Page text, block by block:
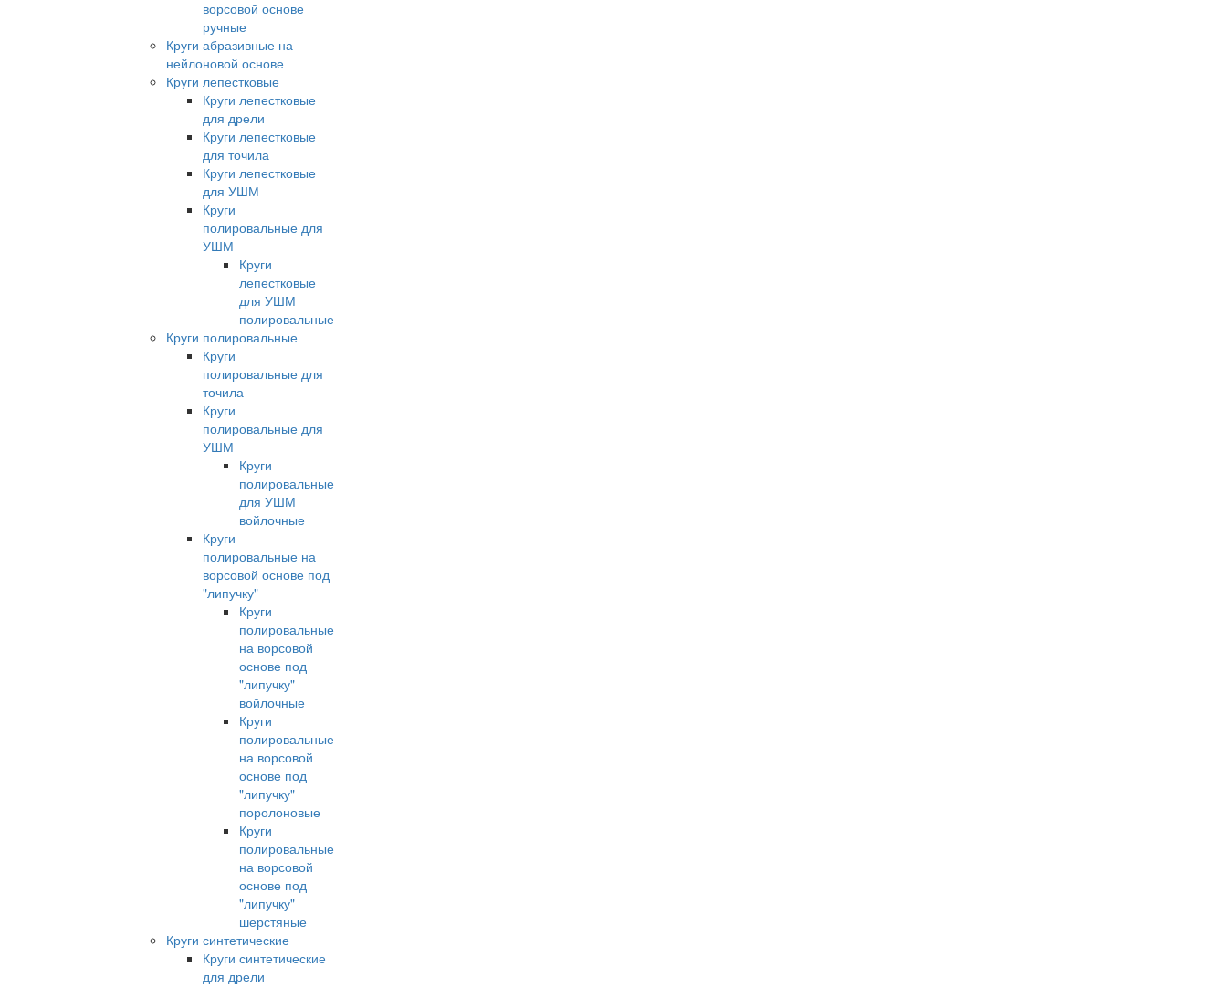
ворсовой основе
ручные
Круги абразивные на
нейлоновой основе
Круги лепестковые
Круги лепестковые
для дрели
Круги лепестковые
для точила
Круги лепестковые
для УШМ
Круги
полировальные для
УШМ
Круги
лепестковые
для УШМ
полировальные
Круги полировальные
Круги
полировальные для
точила
Круги
полировальные для
УШМ
Круги
полировальные
для УШМ
войлочные
Круги
полировальные на
ворсовой основе под
"липучку"
Круги
полировальные
на ворсовой
основе под
"липучку"
войлочные
Круги
полировальные
на ворсовой
основе под
"липучку"
поролоновые
Круги
полировальные
на ворсовой
основе под
"липучку"
шерстяные
Круги синтетические
Круги синтетические
для дрели